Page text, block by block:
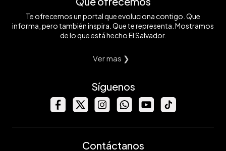
Te ofrecemos un portal que evoluciona contigo. Que
informa, pero también inspira. Que te representa. Mostramos
de lo que está hecho El Salvador.
Ver mas ❯
Síguenos
Contáctanos